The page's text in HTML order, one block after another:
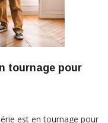
tournage pour
est en tournage pour